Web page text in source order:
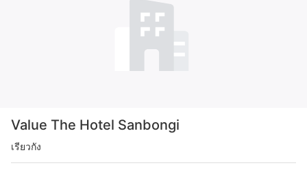
Value The Hotel Sanbongi
เรียวกัง